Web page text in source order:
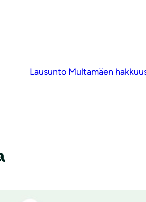
Lausunto Multamäen